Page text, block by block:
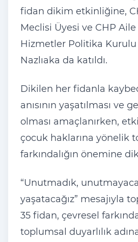
fidan dikim etkinliğine,
Meclisi Üyesi ve CHP Aile
Hizmetler Politika Kurulu
Nazlıaka da katıldı.
Dikilen her fidanla
anısının yaşatılması ve
olması amaçlanırken,
çocuk haklarına yönelik
farkındalığın önemine
“Unutmadık,
yaşatacağız” mesajıyla
35 fidan, çevresel
toplumsal duyarlılık